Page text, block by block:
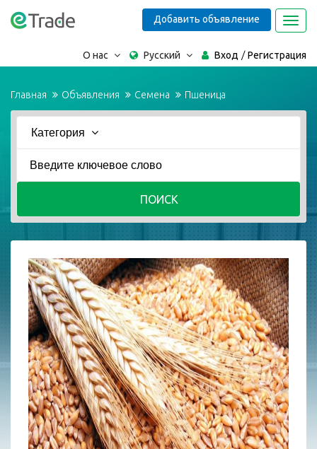
О нас
Русский Вход Регистрация
Добавить объявление
Главная Объявления Семена Пшеница
Категория
ПОИСК